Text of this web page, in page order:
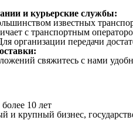
и курьерские службы:
известных
с транспортным
организации передачи
свяжитесь с нами
10 лет
и крупный бизнес,